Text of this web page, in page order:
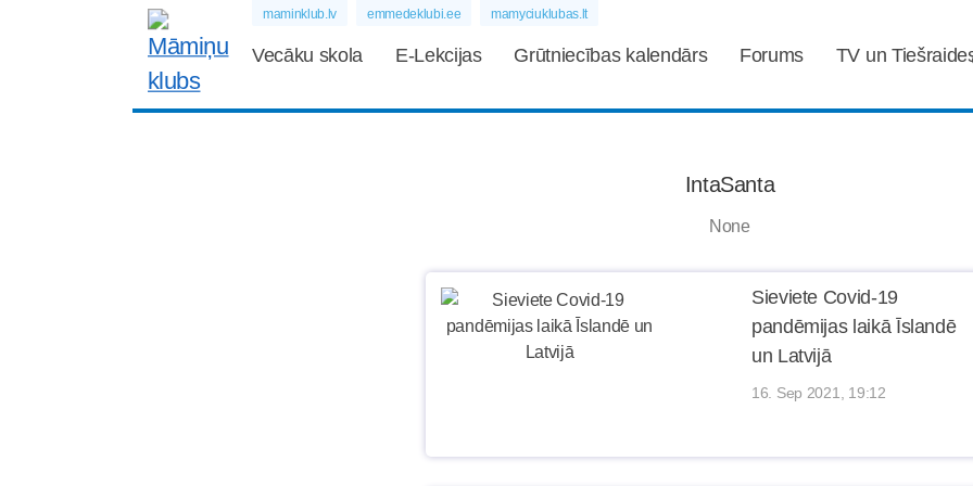
maminklub.lv emmedeklubi.ee mamyciuklubas.lt
Vecāku skola E-Lekcijas Grūtniecības kalendārs Forums TV un
IntaSanta
None
Sieviete Covid-19
pandēmijas laikā Īslandē
un Latvijā
16. Sep 2021, 19:12